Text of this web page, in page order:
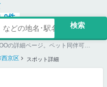
0件
京都府京都市西京区のドッグサロンPOOの詳細ページ。ペット同伴可のお店探しならペットホームウェブ。ペット可賃貸のお部屋探し、ペット可マンション購入のご検討時にもご利用ください。
京区 スポット詳細